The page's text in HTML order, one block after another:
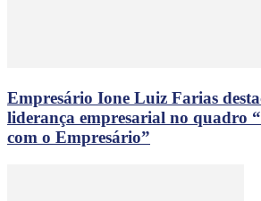
Empresário Ione Luiz Farias
liderança empresarial no quadro
com o Empresário”